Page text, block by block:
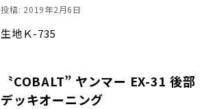
投稿: 2019年2月6日
生地Ｋ-735
〝COBALT” ヤンマー EX-31 後部
デッキオーニング